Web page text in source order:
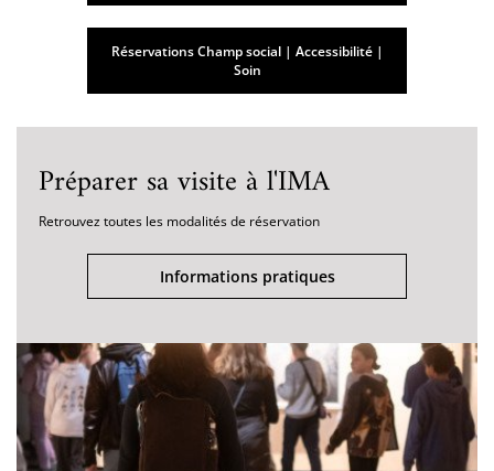
Réservations Champ social | Accessibilité |
Soin
Préparer sa visite à l'IMA
Retrouvez toutes les modalités de réservation
Informations pratiques